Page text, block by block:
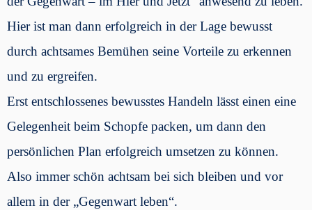
Hier ist man dann erfolgreich in der Lage bewusst
durch achtsames Bemühen seine Vorteile zu erkennen
und zu ergreifen.
Erst entschlossenes bewusstes Handeln lässt einen eine
Gelegenheit beim Schopfe packen, um dann den
persönlichen Plan erfolgreich umsetzen zu können.
Also immer schön achtsam bei sich bleiben und vor
allem in der „Gegenwart leben“.